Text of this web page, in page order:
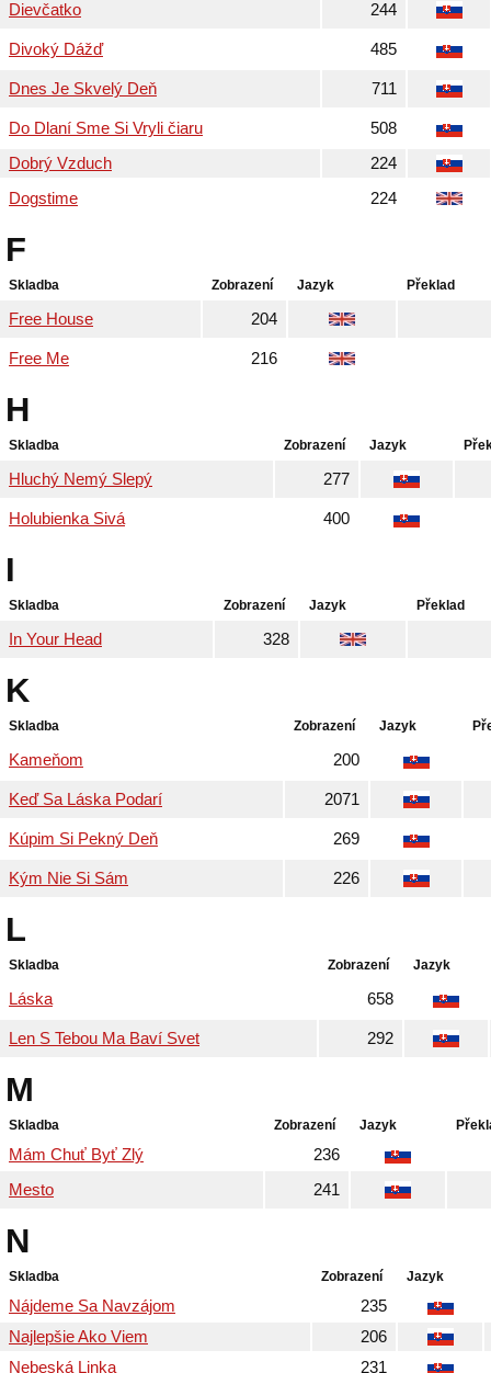
Dievčatko 244
Divoký Dážď 485
Dnes Je Skvelý Deň 711
Do Dlaní Sme Si Vryli čiaru
508
Dobrý Vzduch
224
Dogstime
224
F
Skladba Zobrazení Jazyk Překlad
Free House 204
Free Me 216
H
Skladba Zobrazení Jazyk
Hluchý Nemý Slepý 277
Holubienka Sivá 400
I
Skladba Zobrazení Jazyk Překlad
In Your Head 328
K
Skladba Zobrazení Jazyk
Kameňom 200
Keď Sa Láska Podarí 2071
Kúpim Si Pekný Deň 269
Kým Nie Si Sám 226
L
Skladba Zobrazení Jazyk
Láska 658
Len S Tebou Ma Baví Svet 292
M
Skladba Zobrazení Jazyk
Mám Chuť Byť Zlý
236
Mesto
241
N
Skladba Zobrazení Jazyk
Nájdeme Sa Navzájom
235
Najlepšie Ako Viem
206
Nebeská Linka
231